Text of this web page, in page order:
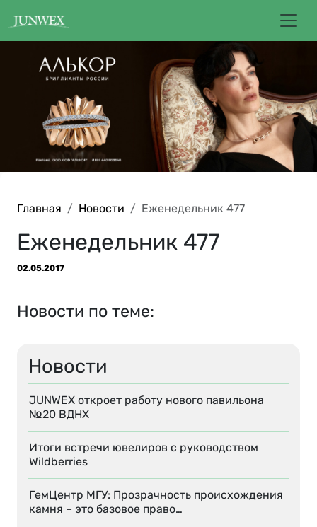
Главная Новости Еженедельник 477
Новости
JUNWEX откроет работу нового павильона
№20 ВДНХ
Итоги встречи ювелиров с руководством
Wildberries
ГемЦентр МГУ: Прозрачность происхождения
камня – это базовое право…
Еженедельник 477
02.05.2017
Новости по теме: